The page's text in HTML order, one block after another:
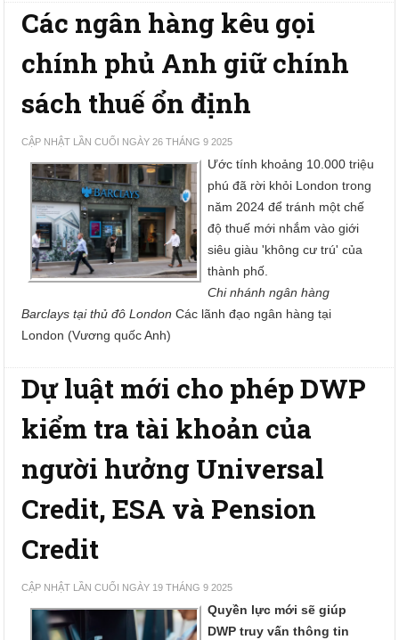
Các ngân hàng kêu gọi
chính phủ Anh giữ chính
sách thuế ổn định
CẬP NHẬT LẦN CUỐI NGÀY 26 THÁNG 9 2025
Ước tính khoảng 10.000 triệu
phú đã rời khỏi London trong
năm 2024 để tránh một chế
độ thuế mới nhắm vào giới
siêu giàu 'không cư trú' của
thành phố.
Chi nhánh ngân hàng
Barclays tại thủ đô London Các lãnh đạo ngân hàng tại
London (Vương quốc Anh)
Dự luật mới cho phép DWP
kiểm tra tài khoản của
người hưởng Universal
Credit, ESA và Pension
Credit
CẬP NHẬT LẦN CUỐI NGÀY 19 THÁNG 9 2025
Quyền lực mới sẽ giúp
DWP truy vấn thông tin